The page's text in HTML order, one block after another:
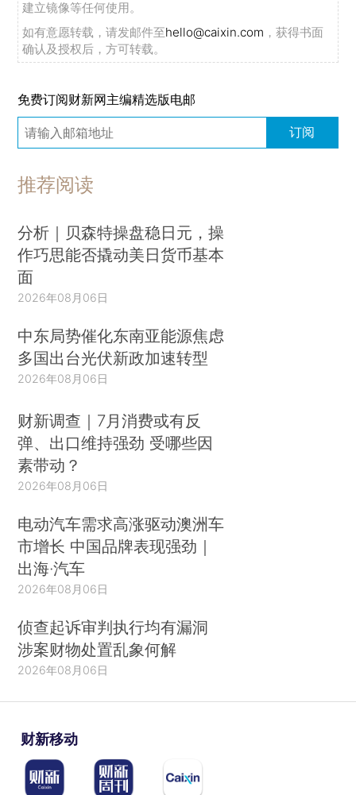
建立镜像等任何使用。
如有意愿转载，请发邮件至hello@caixin.com ，获得书面
确认及授权后，方可转载。
免费订阅财新网主编精选版电邮
订阅
推荐阅读
分析｜贝森特操盘稳日元，操
作巧思能否撬动美日货币基本
面
2026年08月06日
中东局势催化东南亚能源焦虑
多国出台光伏新政加速转型
2026年08月06日
财新调查｜7月消费或有反
弹、出口维持强劲 受哪些因
素带动？
2026年08月06日
电动汽车需求高涨驱动澳洲车
市增长 中国品牌表现强劲｜
出海·汽车
2026年08月06日
侦查起诉审判执行均有漏洞
涉案财物处置乱象何解
2026年08月06日
财新移动